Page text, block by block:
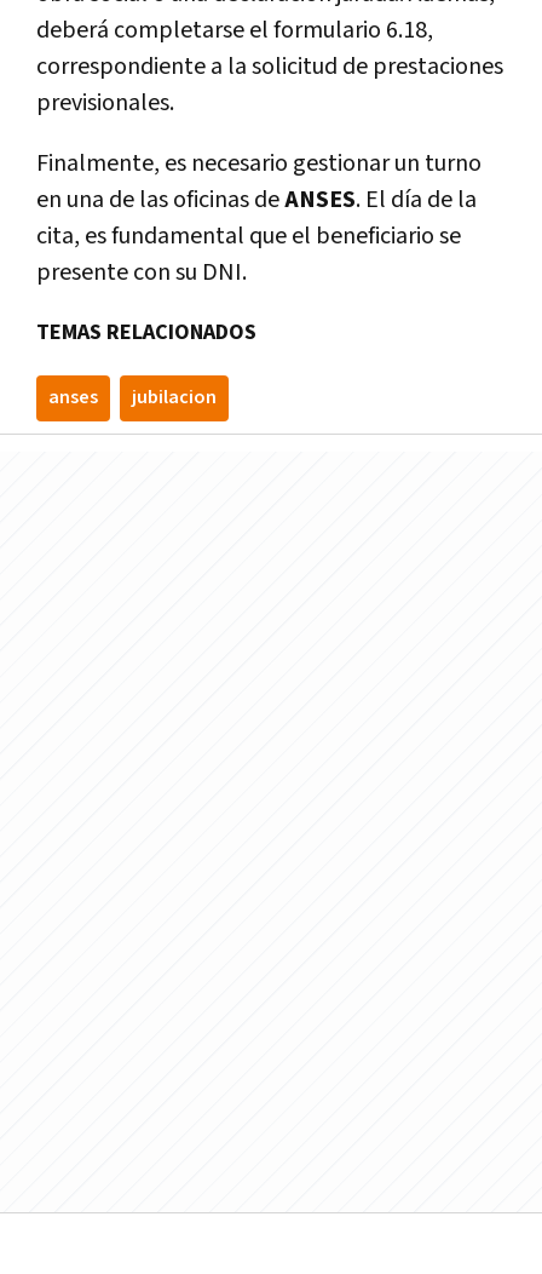
deberá completarse el formulario 6.18,
correspondiente a la solicitud de prestaciones
previsionales.
Finalmente, es necesario gestionar un turno
en una de las oficinas deANSES. El día de la
cita, es fundamental que el beneficiario se
presente con su DNI.
TEMAS RELACIONADOS
anses jubilacion